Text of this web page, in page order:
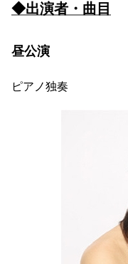
◆出演者・曲目
昼公演
ピアノ独奏